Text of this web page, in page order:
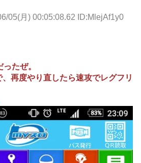
05(月) 00:05:08.62 ID:MlejAf1y0
たぜ。
再度やり直したら速攻でレグフリ